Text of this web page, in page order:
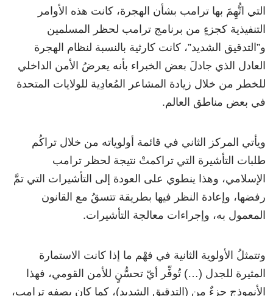
التي اتُّهِمَ بها ترامب بشأن الهجرة، كانت هذه الأوامر
التنفيذية كجزءٍ من برنامج ترامب لحظر المسلمين
و”التدقيق الشديد”، كانت كارثية بالنسبة لنظام الهجرة
العادل الذي جادلَ بعض الخبراء بأنه يعرضُ الأمن الداخلي
للخطر من خلال زيادة المشاعر المُعادِية للولايات المتحدة
في بعض مناطق العالم.
ويأتي المركز الثاني في قائمة أولوياته من خلال تراكُم
طلبات التأشيرة التي تراكمتْ نتيجة لحظر ترامب
الإسلامي، وهذا ينطوي على العودة إلى التأشيرات التي تمَّ
رفضها، وإعادة النظر فيها بطريقة تتسقُ مع القانون
المعمول به، وإجراءات معالجة التأشيرات.
وتتمثلُ الأولوية الثانية في فهْم ما إذا كانت الاستمارة
المثيرة للجدل (…) تُوفِّر أيّ تحسُّنٍ للأمن القومي، فهذا
الأنموذج جزءٌ من (التدقيق الشديد)، كما كان يصفه ترامب،